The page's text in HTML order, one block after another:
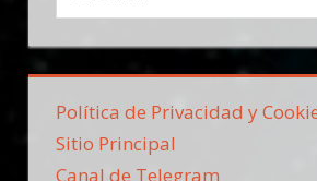
Política de Privacidad y
Sitio Principal
Canal de Telegram